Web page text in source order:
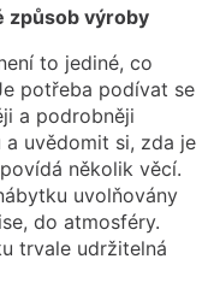
způsob výroby
to jediné, co
potřeba podívat se
a podrobněji
uvědomit si, zda je
několik věcí.
uvolňovány
do atmosféry.
trvale udržitelná